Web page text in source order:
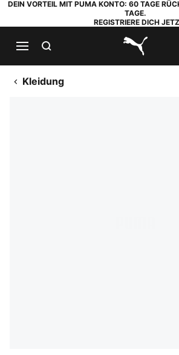
DEIN VORTEIL MIT PUMA KONTO: 60 TAGE
TAGE.
REGISTRIERE DICH
PUMA.com
Kleidung